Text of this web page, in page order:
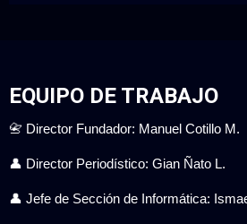
EQUIPO DE TRABAJO
📇 Director Fundador: Manuel Cotillo M.
👤 Director Periodístico: Gian Ñato L.
👤 Jefe de Sección de Informática: